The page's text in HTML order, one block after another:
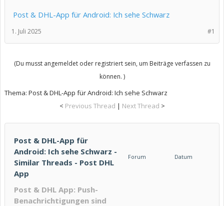
Post & DHL-App für Android: Ich sehe Schwarz
#1
1. Juli 2025
(Du musst angemeldet oder registriert sein, um Beiträge verfassen zu
können. )
Thema: Post & DHL-App für Android: Ich sehe Schwarz
< Previous Thread | Next Thread >
Post & DHL-App für
Android: Ich sehe Schwarz -
Similar Threads - Post DHL
App
Forum Datum
Post & DHL App: Push-
Benachrichtigungen sind